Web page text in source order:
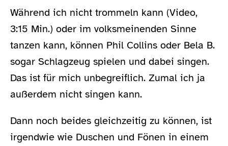
Während ich nicht trommeln kann (Video,
3:15 Min.) oder im volksmeinenden Sinne
tanzen kann, können Phil Collins oder Bela B.
sogar Schlagzeug spielen und dabei singen.
Das ist für mich unbegreiflich. Zumal ich ja
außerdem nicht singen kann.
Dann noch beides gleichzeitig zu können, ist
irgendwie wie Duschen und Fönen in einem